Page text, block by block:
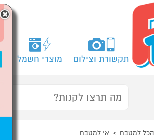
תקשורת וצילום מוצרי חשמל
הכל למטבח אי למטבח
×